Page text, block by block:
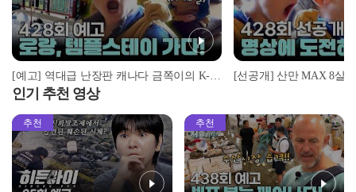
[예고] 역대급 난장판 캐나다 금쪽이의 K-예절 솔루션! 과연 그 결과는?!
인기 추천 영상
추천 추천